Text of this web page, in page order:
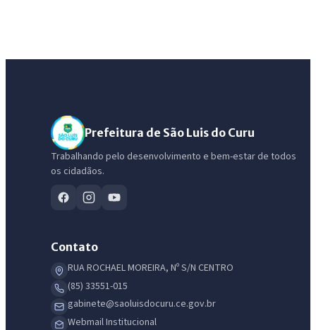
Prefeitura de São Luis do Curu
Trabalhando pelo desenvolvimento e bem-estar de todos
os cidadãos.
Contato
RUA ROCHAEL MOREIRA, Nº S/N CENTRO
(85) 33551-015
gabinete@saoluisdocuru.ce.gov.br
Webmail Institucional